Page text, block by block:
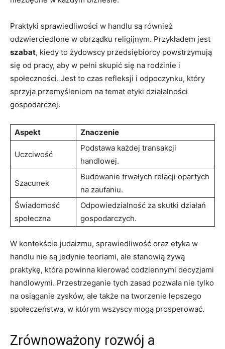
Praktyki sprawiedliwości w handlu są również
odzwierciedlone w obrządku religijnym. Przykładem jest
szabat, kiedy to żydowscy przedsiębiorcy powstrzymują
się od pracy, aby w pełni skupić się na rodzinie i
społeczności. Jest to czas refleksji i odpoczynku, który
sprzyja przemyśleniom na temat etyki działalności
gospodarczej.
Aspekt Znaczenie
Uczciwość
Podstawa każdej transakcji
handlowej.
Szacunek
Budowanie trwałych relacji opartych
na zaufaniu.
Świadomość
społeczna
Odpowiedzialność za skutki działań
gospodarczych.
W kontekście judaizmu, sprawiedliwość oraz etyka w
handlu nie są jedynie teoriami, ale stanowią żywą
praktykę, która powinna kierować codziennymi decyzjami
handlowymi. Przestrzeganie tych zasad pozwala nie tylko
na osiąganie zysków, ale także na tworzenie lepszego
społeczeństwa, w którym wszyscy mogą prosperować.
Zrównoważony rozwój a